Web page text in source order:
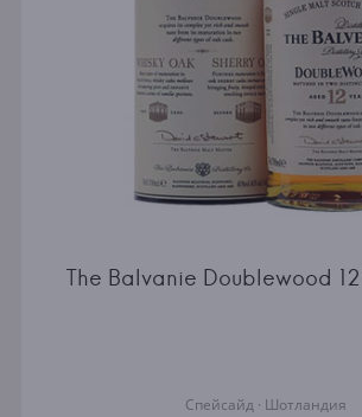
The Balvanie Doublewood
Спейсайд · Шотландия